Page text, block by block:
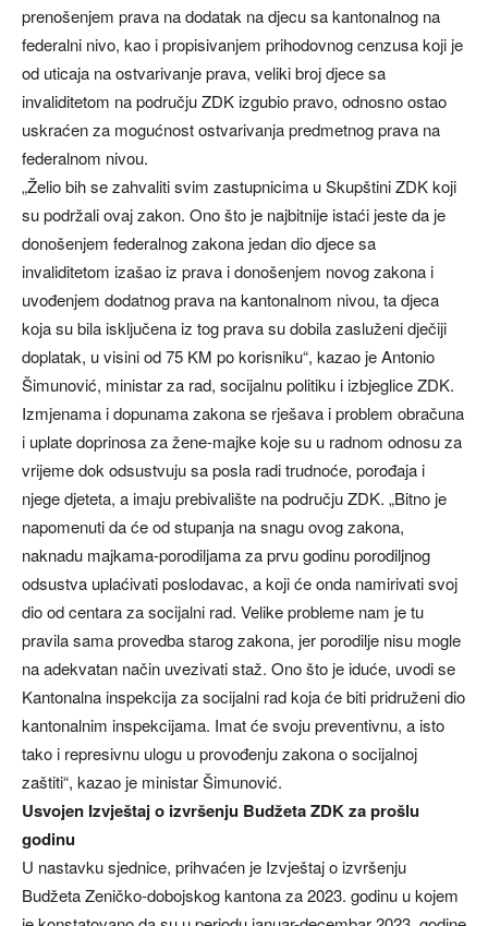
prenošenjem prava na dodatak na djecu sa kantonalnog na
federalni nivo, kao i propisivanjem prihodovnog cenzusa koji je
od uticaja na ostvarivanje prava, veliki broj djece sa
invaliditetom na području ZDK izgubio pravo, odnosno ostao
uskraćen za mogućnost ostvarivanja predmetnog prava na
federalnom nivou.
„Želio bih se zahvaliti svim zastupnicima u Skupštini ZDK koji
su podržali ovaj zakon. Ono što je najbitnije istaći jeste da je
donošenjem federalnog zakona jedan dio djece sa
invaliditetom izašao iz prava i donošenjem novog zakona i
uvođenjem dodatnog prava na kantonalnom nivou, ta djeca
koja su bila isključena iz tog prava su dobila zasluženi dječiji
doplatak, u visini od 75 KM po korisniku“, kazao je Antonio
Šimunović, ministar za rad, socijalnu politiku i izbjeglice ZDK.
Izmjenama i dopunama zakona se rješava i problem obračuna
i uplate doprinosa za žene-majke koje su u radnom odnosu za
vrijeme dok odsustvuju sa posla radi trudnoće, porođaja i
njege djeteta, a imaju prebivalište na području ZDK. „Bitno je
napomenuti da će od stupanja na snagu ovog zakona,
naknadu majkama-porodiljama za prvu godinu porodiljnog
odsustva uplaćivati poslodavac, a koji će onda namirivati svoj
dio od centara za socijalni rad. Velike probleme nam je tu
pravila sama provedba starog zakona, jer porodilje nisu mogle
na adekvatan način uvezivati staž. Ono što je iduće, uvodi se
Kantonalna inspekcija za socijalni rad koja će biti pridruženi dio
kantonalnim inspekcijama. Imat će svoju preventivnu, a isto
tako i represivnu ulogu u provođenju zakona o socijalnoj
zaštiti“, kazao je ministar Šimunović.
Usvojen Izvještaj o izvršenju Budžeta ZDK za prošlu
godinu
U nastavku sjednice, prihvaćen je Izvještaj o izvršenju
Budžeta Zeničko-dobojskog kantona za 2023. godinu u kojem